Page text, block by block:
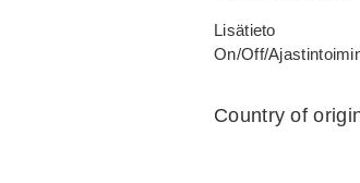
Lisätieto
On/Off/
Country of